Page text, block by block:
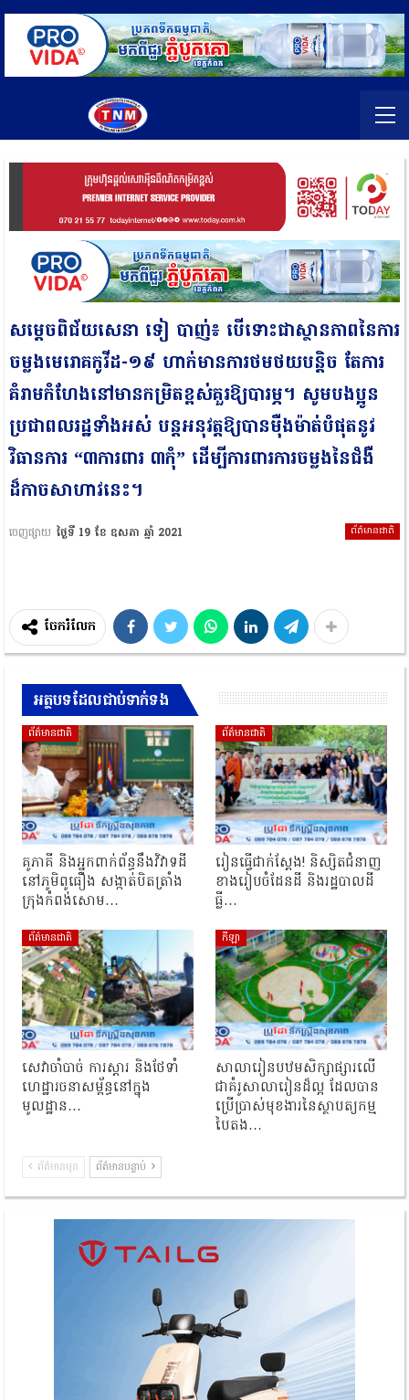
សម្តេចពិជ័យសេនា ទៀ បាញ់៖ បើទោះជាស្ថានភាពនៃការ
ចម្លងមេរោគកូវីដ-១៩ ហាក់មានការថមថយបន្តិច តែការ
គំរាមកំហែងនៅមានកម្រិតខ្ពស់គួរឱ្យបារម្ភ។ សូមបងប្អូន
ប្រជាពលរដ្ឋទាំងអស់ បន្តអនុវត្តឱ្យបានម៉ឺងម៉ាត់បំផុតនូវ
វិធានការ “៣ការពារ ៣កុំ” ដើម្បីការពារការចម្លងនៃជំងឺ
ដ៏កាចសាហាវនេះ។
ព័ត៌មានជាតិ
ចេញផ្សាយ ថ្ងៃទី 19 ខែ ឧសភា ឆ្នាំ 2021
ចែករំលែក
អត្ថបទដែលជាប់ទាក់ទង
ព័ត៌មានជាតិ
គូភាគី និងអ្នកពាក់ព័ន្ធនឹងវិវាទដី
នៅភូមិពូធឿង សង្កាត់បិតត្រាំង
ក្រុងកំពង់សោម…
ព័ត៌មានជាតិ
រៀនធ្វើជាក់ស្ដែង! និស្សិតជំនាញ
ខាងរៀបចំដែនដី និងរដ្ឋបាលដី
ធ្លី…
ព័ត៌មានជាតិ
សេវាចាំបាច់ ការស្តារ និងថែទាំ
ហេដ្ឋារចនាសម្ព័ន្ធនៅក្នុង
មូលដ្ឋាន…
កីឡា
សាលារៀនបឋមសិក្សាផ្សារលើ
ជាគំរូសាលារៀនដ៏ល្អ ដែលបាន
ប្រើប្រាស់មុខងារនៃស្ថាបត្យកម្ម
បៃតង…
ព័ត៌មានមុន ព័ត៌មានបន្ទាប់